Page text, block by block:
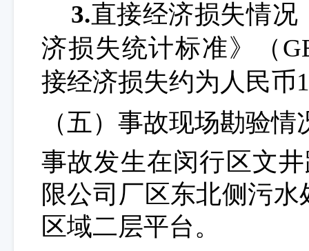
3.直接经济损失情
济损失统计标准》（
接经济损失约为人民币
（五） 事故现场勘验情
事故发生在闵行区文
限公司厂区东北侧污水
区域二层平台。